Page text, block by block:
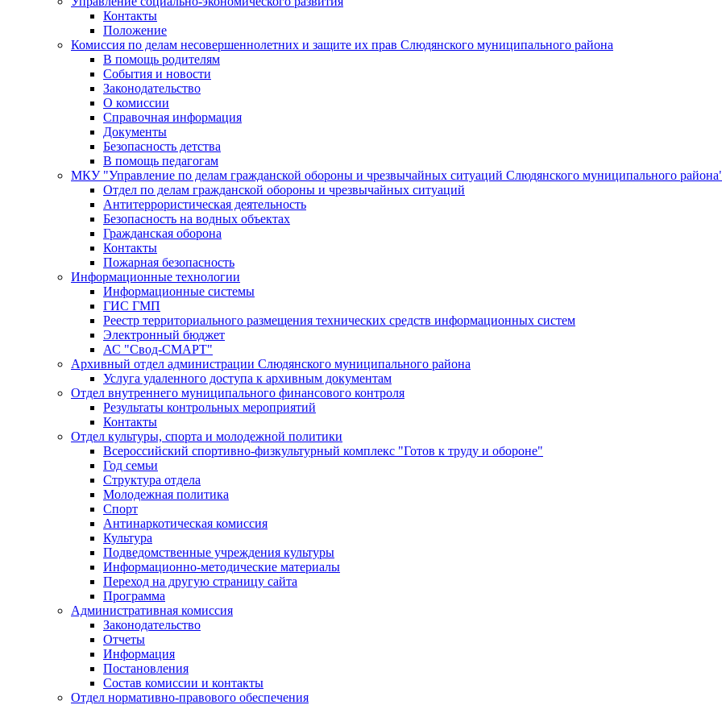
Контакты
Положение
Комиссия по делам несовершеннолетних и защите их прав Слюдянского муниципального района
В помощь родителям
События и новости
Законодательство
О комиссии
Справочная информация
Документы
Безопасность детства
В помощь педагогам
МКУ "Управление по делам гражданской обороны и чрезвычайных ситуаций Слюдянского муниципального
Отдел по делам гражданской обороны и чрезвычайных ситуаций
Антитеррористическая деятельность
Безопасность на водных объектах
Гражданская оборона
Контакты
Пожарная безопасность
Информационные технологии
Информационные системы
ГИС ГМП
Реестр территориального размещения технических средств информационных систем
Электронный бюджет
АС "Свод-СМАРТ"
Архивный отдел администрации Слюдянского муниципального района
Услуга удаленного доступа к архивным документам
Отдел внутреннего муниципального финансового контроля
Результаты контрольных мероприятий
Контакты
Отдел культуры, спорта и молодежной политики
Всероссийский спортивно-физкультурный комплекс "Готов к труду и обороне"
Год семьи
Структура отдела
Молодежная политика
Спорт
Антинаркотическая комиссия
Культура
Подведомственные учреждения культуры
Информационно-методические материалы
Переход на другую страницу сайта
Программа
Административная комиссия
Законодательство
Отчеты
Информация
Постановления
Состав комиссии и контакты
Отдел нормативно-правового обеспечения